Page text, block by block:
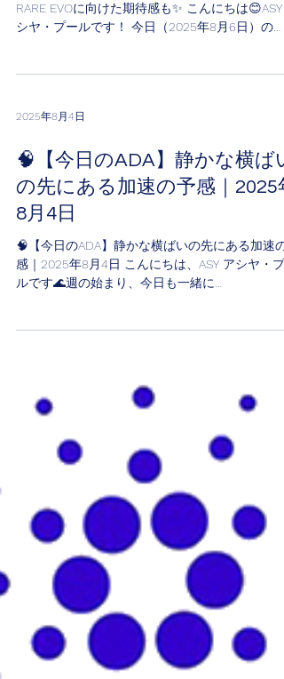
RARE EVOに向けた期待感も✨ こんにちは😊ASY
シヤ・プールです！ 今日（2025年8月6日）の
2025年8月4日
🧠【今日のADA】静かな横ば
の先にある加速の予感｜2025
8月4日
🧠【今日のADA】静かな横ばいの先にある加速の
感｜2025年8月4日 こんにちは、ASY アシヤ・プ
ルです🌊週の始まり、今日も一緒に